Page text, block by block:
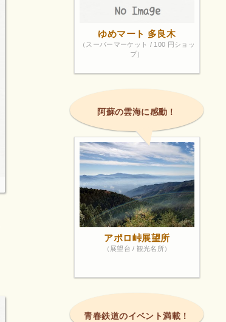
ゆめマート 多良木
（スーパーマーケット / 100 円ショッ
プ）
阿蘇の雲海に感動！
アポロ峠展望所
（展望台 / 観光名所）
青春鉄道のイベント満載！